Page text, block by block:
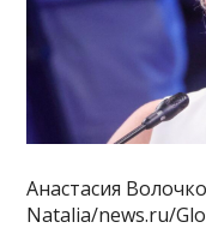
Анастасия
Natalia/news.ru/